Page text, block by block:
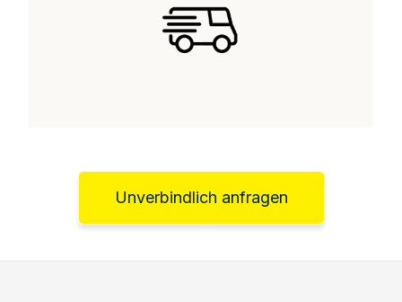
Unverbindlich anfragen